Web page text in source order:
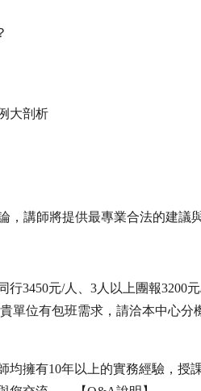
大剖析
，講師將提供最專業合法的建議
行3450元/人、3人以上團報3200
單位有包班需求，請洽本中心分
均擁有10年以上的實務經驗，授